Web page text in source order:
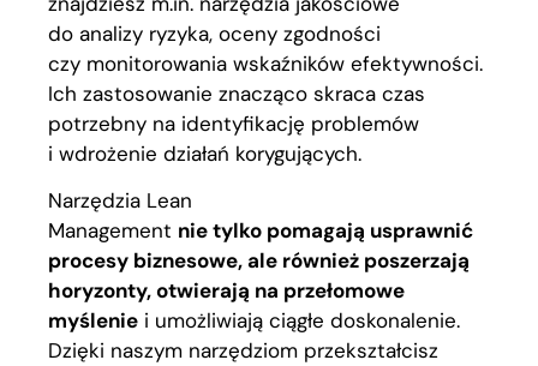
do analizy ryzyka, oceny zgodności
czy monitorowania wskaźników efektywności.
Ich zastosowanie znacząco skraca czas
potrzebny na identyfikację problemów
i wdrożenie działań korygujących.
Narzędzia Lean
Management nie tylko pomagają usprawnić
procesy biznesowe, ale również poszerzają
horyzonty, otwierają na przełomowe
myślenie i umożliwiają ciągłe doskonalenie.
Dzięki naszym narzędziom przekształcisz